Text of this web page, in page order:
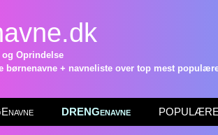
og Oprindelse
børnenavne + navneliste over top mest
DRENGenavne POPULÆRE